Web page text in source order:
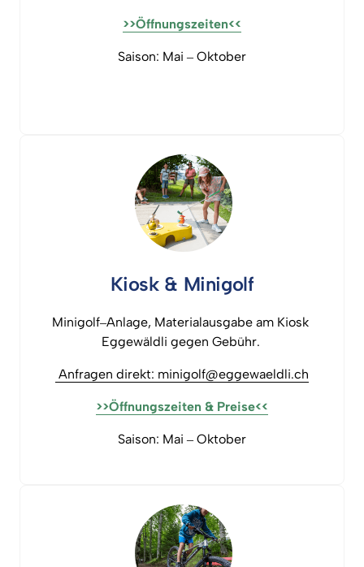
>>Öffnungszeiten<<
Saison: Mai ‒ Oktober
Kiosk & Minigolf
Minigolf‒Anlage, Materialausgabe am
Eggewäldli gegen Gebühr.
Anfragen direkt: minigolf@eggewaeldli.ch
>>Öffnungszeiten & Preise<<
Saison: Mai ‒ Oktober